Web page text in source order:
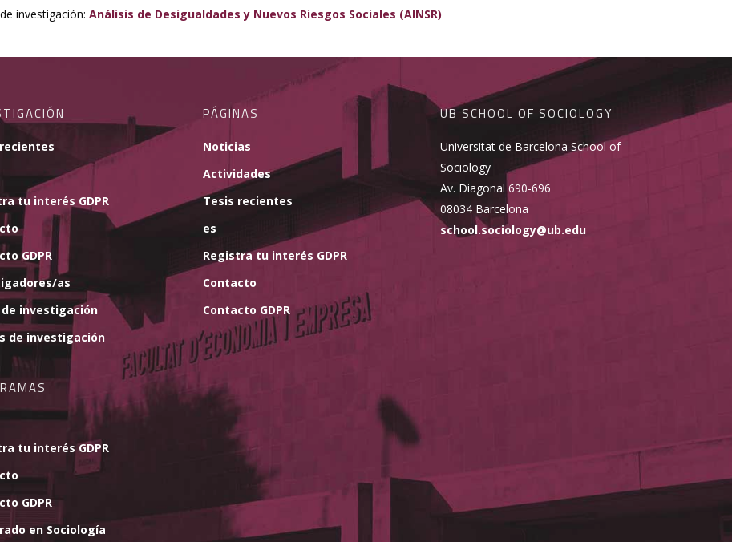
investigación: Análisis de Desigualdades y Nuevos Riesgos Sociales (AINSR)
tu interés GDPR
GDPR
as
investigación
de investigación
tu interés GDPR
GDPR
en Sociología
PÁGINAS
Noticias
Actividades
Tesis recientes
es
Registra tu interés GDPR
Contacto
Contacto GDPR
UB SCHOOL OF SOCIOLOGY
Universitat de Barcelona School of
Sociology
Av. Diagonal 690-696
08034 Barcelona
school.sociology@ub.edu